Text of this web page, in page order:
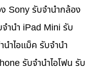
Sony รับจำนำกล้อง
ำนำ iPad Mini รับ
ำไอแม็ค รับจำนำ
รับจำนำไอโฟน รับ